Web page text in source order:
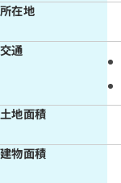
所在地
交通
土地面積
建物面積